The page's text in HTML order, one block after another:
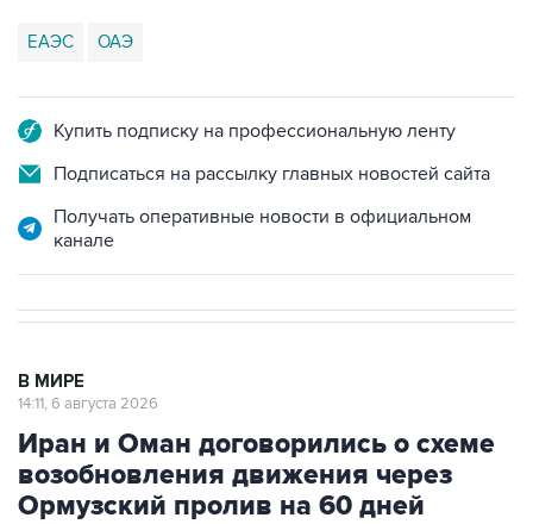
ЕАЭС ОАЭ
Купить подписку на профессиональную ленту
Подписаться на рассылку главных новостей сайта
Получать оперативные новости в официальном
канале
В МИРЕ
14:11, 6 августа 2026
Иран и Оман договорились о схеме
возобновления движения через
Ормузский пролив на 60 дней